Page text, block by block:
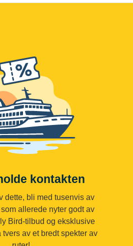
kontakten
dette, bli med tusenvis av
allerede nyter godt av
Bird-tilbud og eksklusive
av et bredt spekter av